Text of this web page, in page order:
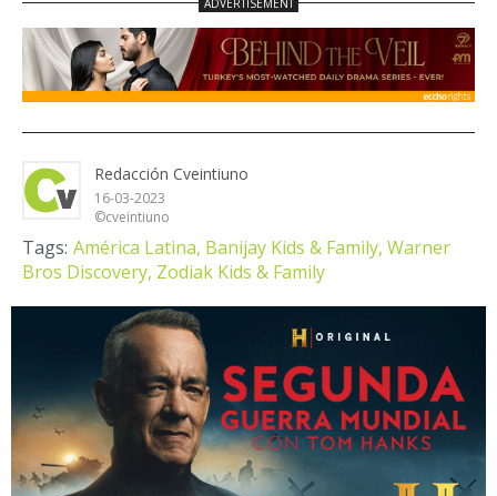
Redacción Cveintiuno
16-03-2023
©cveintiuno
Tags: América Latina, Banijay Kids & Family, Warner
Bros Discovery, Zodiak Kids & Family